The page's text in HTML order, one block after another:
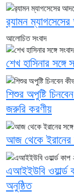
র‍্যামন
আলোচিত সংবাদ
শেখ হাসিনার
শিশুর অপুষ্টি
জরুরি করণীয়
আজ থেকে ইরানের
এআইইউবি
অনুষ্ঠিত